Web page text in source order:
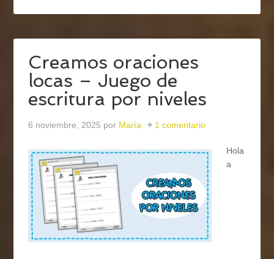
Creamos oraciones
locas – Juego de
escritura por niveles
6 noviembre, 2025 por María 1 comentario
Hola
a